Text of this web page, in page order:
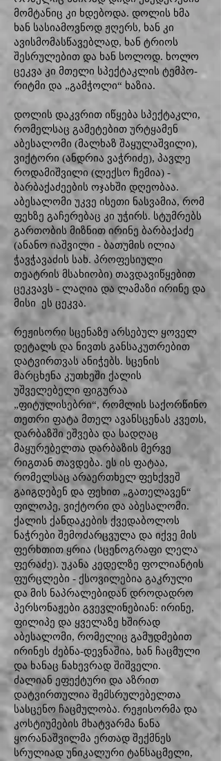
მომტანიც კი ხდებოდა. დოლის ხმა
ხან სასიამოვნოდ ჟღერს, ხან კი
ავისმომასწავებლად, ხან ტრიოს
შესრულებით და ხან სოლოდ. ხოლო
ცეკვა კი მთელი სპექტაკლის ტემპო-
რიტმი და „გამჭოლი“ ხაზია.
დოლის დაკვრით იწყება სპექტაკლი,
რომელსაც გამეტებით ურტყამენ
აბესალომი (მალხაზ შაყულაშვილი),
ვიქტორი (ანდრია ვაჭრიძე), პავლე
როდამიშვილი (ლექსო ჩემია) -
ბარბაქაძეების ოჯახში დღეობაა.
აბესალომი უკვე ისეთი ნასვამია, რომ
ფეხზე გაჩერებაც კი უჭირს. სტუმრებს
გართობის მიზნით ირინე ბარბაქაძე
(ანანო იაშვილი - ბათუმის ილია
ჭავჭავაძის სახ. პროფესიული
თეატრის მსახიობი) თავდავიწყებით
ცეკვავს - ლაღია და ლამაზი ირინე და
მისი ეს ცეკვა.
რეჟისორი სცენაზე არსებულ ყოველ
დეტალს და ნივთს განსაკუთრებით
დატვირთვას ანიჭებს. სცენის
მარცხენა კუთხეში ქალის
უშველებელი ფიგურაა
„ფიტულისებრი“, რომლის საქორწინო
თეთრი ფატა მთელ ავანსცენას კვეთს,
დარბაზში ეშვება და სადღაც
მაყურებელთა დარბაზის მერვე
რიგთან თავდება. ეს ის ფატაა,
რომელსაც არაერთხელ ფეხქვეშ
გაიგდებენ და ფეხით „გათელავენ“
ფილოპე, ვიქტორი და აბესალომი.
ქალის ქანდაკების ქვედაბოლოს
ნაჭრები შემოძარცვულა და იქვე მის
ფერხთით ყრია (სცენოგრაფი ლელა
ფერაძე). უკანა კედელზე ფოლიანტის
ფურცლები - ქსოვილებია გაკრული
და მის ნაპრალებიდან დროდადრო
პერსონაჟები გვევლინებიან: ირინე,
ფილიპე და ყველაზე ხშირად
აბესალომი, რომელიც გამუდმებით
ირინეს ძებნა-დევნაშია, ხან ჩაცმული
და ხანაც ნახევრად შიშველი.
ძალიან ეფექტური და აზრით
დატვირთულია შემსრულებელთა
სასცენო ჩაცმულობა. რეჟისორმა და
კოსტიუმების მხატვარმა ნანა
ყორანაშვილმა ერთად შექმნეს
სრულიად უნიკალური ტანსაცმელი,